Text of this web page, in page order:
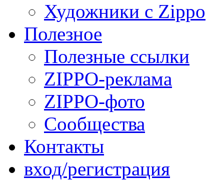
Художники с Zippo
Полезное
Полезные ссылки
ZIPPO-реклама
ZIPPO-фото
Сообщества
Контакты
вход/регистрация